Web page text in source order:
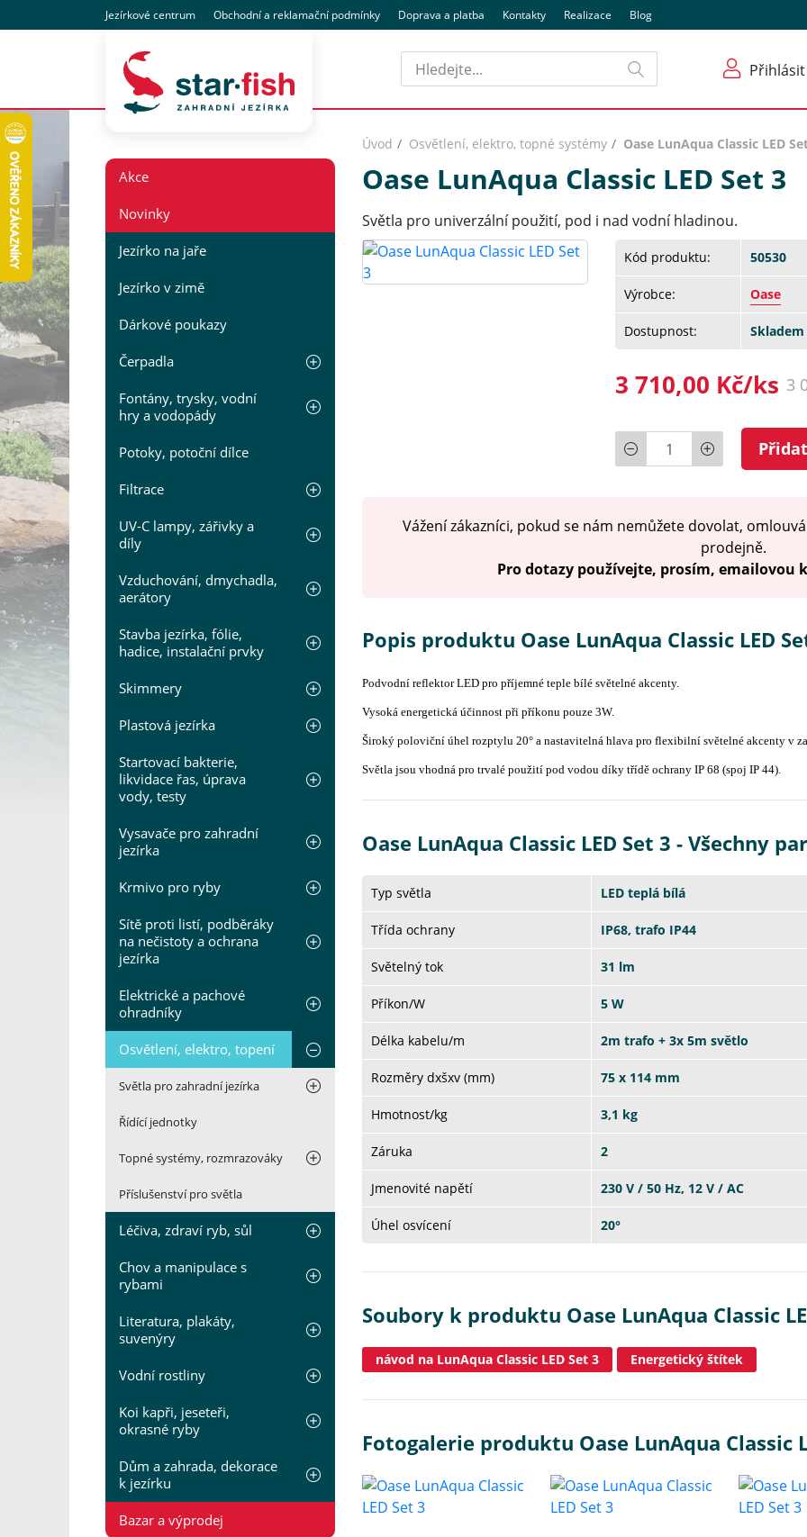
Jezírkové centrum Obchodnía reklamační podmínky Doprava a platba Kontakty Realizace Blog
Hledat
Přihlásit
Akce
Novinky
Jezírko na jaře
Jezírko v zimě
Dárkové poukazy
Čerpadla
Fontány, trysky, vodní
hry a vodopády
Potoky, potoční dílce
Filtrace
UV-C lampy, zářivky a
díly
Vzduchování, dmychadla,
aerátory
Stavba jezírka, fólie,
hadice, instalační prvky
Skimmery
Plastová jezírka
Startovací bakterie,
likvidace řas, úprava
vody, testy
Vysavače pro zahradní
jezírka
Krmivo pro ryby
Sítě proti listí, podběráky
na nečistoty a ochrana
jezírka
Elektrické a pachové
ohradníky
Osvětlení, elektro, topení
Světla pro zahradní jezírka
Řídící jednotky
Topné systémy, rozmrazováky
Příslušenství pro světla
Léčiva, zdraví ryb, sůl
Chov a manipulace s
rybami
Literatura, plakáty,
suvenýry
Vodní rostliny
Koi kapři, jeseteři,
okrasné ryby
Dům a zahrada, dekorace
k jezírku
Bazar a výprodej
Úvod Osvětlení, elektro, topné systémy Oase LunAqua Classic LED
Oase LunAqua Classic LED Set 3
Světla pro univerzální použití, pod i nad vodní hladinou.
Kód produktu: 50530
Výrobce: Oase
Dostupnost:
3 710,00 Kč/ks 3
Počet
Vážení zákazníci, pokud se nám nemůžete dovolat,
prodejně.
Pro dotazy používejte, prosím, emailovou
Popis produktu Oase LunAqua Classic LED
Podvodní reflektor LED pro příjemné teple bílé světelné akcenty.
Vysoká energetická účinnost při příkonu pouze 3W.
Široký poloviční úhel rozptylu 20° a nastavitelná hlava pro flexibilní světelné akcenty v
Světla jsou vhodná pro trvalé použití pod vodou díky třídě ochrany IP 68 (spoj IP 44).
Oase LunAqua Classic LED Set 3 - Všechny
Typ světla LED teplá bílá
Třída ochrany IP68, trafo IP44
Světelný tok 31 lm
Příkon/W 5 W
Délka kabelu/m 2m trafo + 3x 5m světlo
Rozměry dxšxv (mm) 75 x 114 mm
Hmotnost/kg 3,1 kg
Záruka 2
Jmenovité napětí 230 V / 50 Hz, 12 V / AC
Úhel osvícení 20°
Soubory k produktu Oase LunAqua Classic
návod na LunAqua Classic LED Set 3 Energetický štítek
Fotogalerie produktu Oase LunAqua Classic